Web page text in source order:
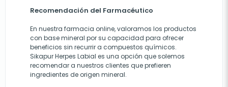
Recomendación del Farmacéutico
En nuestra farmacia online, valoramos los productos
con base mineral por su capacidad para ofrecer
beneficios sin recurrir a compuestos químicos.
Sikapur Herpes Labial es una opción que solemos
recomendar a nuestros clientes que prefieren
ingredientes de origen mineral.